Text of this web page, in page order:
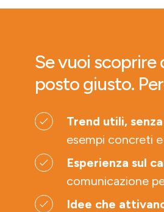
Se vuoi scoprire
posto giusto.
Trend utili,
esempi concreti
Esperienza sul
comunicazione
Idee che